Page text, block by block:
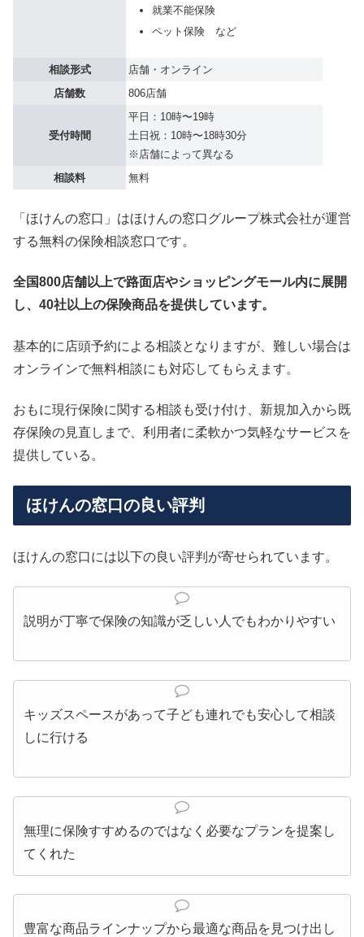
就業不能保険
ペット保険 など
相談形式
店舗・オンライン
店舗数
806店舗
受付時間
平日：10時〜19時
土日祝：10時〜18時30分
※店舗によって異なる
相談料
無料
「ほけんの窓口」はほけんの窓口グループ株式会社が運営
する無料の保険相談窓口です。
全国800店舗以上で路面店やショッピングモール内に展開
し、40社以上の保険商品を提供しています。
基本的に店頭予約による相談となりますが、難しい場合は
オンラインで無料相談にも対応してもらえます。
おもに現行保険に関する相談も受け付け、新規加入から既
存保険の見直しまで、利用者に柔軟かつ気軽なサービスを
提供している。
ほけんの窓口の良い評判
ほけんの窓口には以下の良い評判が寄せられています。
説明が丁寧で保険の知識が乏しい人でもわかりやすい
キッズスペースがあって子ども連れでも安心して相談
しに行ける
無理に保険すすめるのではなく必要なプランを提案し
てくれた
豊富な商品ラインナップから最適な商品を見つけ出し